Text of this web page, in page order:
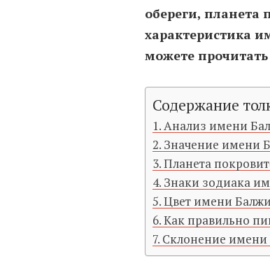
обереги, планета
характеристика
можете
Содержание
Анализ имени
Значение имени
Планета
Знаки зодиака
Цвет имени
Как правильно
Склонение